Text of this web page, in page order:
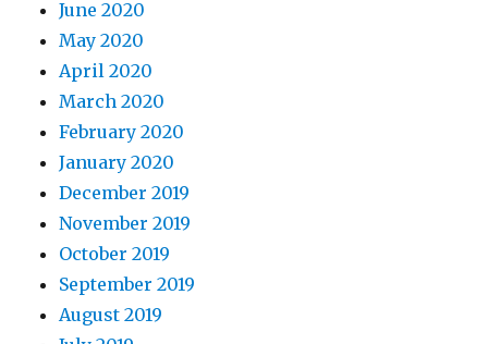
June 2020
May 2020
April 2020
March 2020
February 2020
January 2020
December 2019
November 2019
October 2019
September 2019
August 2019